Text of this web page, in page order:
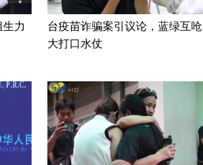
力
台疫苗诈骗案引议论，蓝绿互呛
大打口水仗